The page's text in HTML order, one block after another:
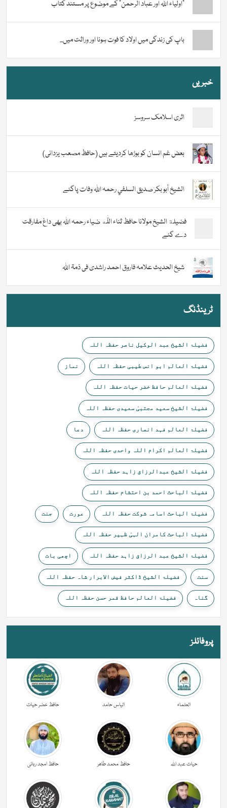
“اولیاء اللہ اور عباد الرحمن” کے موضوع پر مستند کتاب
باپ کی زندگی میں اولاد کا فوت ہونا اور وراثت میں...
خبریں
اثری اسلامک سروسز
بعض غم انسان کو بوڑھا کردیتے ہیں (حافظ مصعب یزدانی)
الشيخ أبو بكر صديق السلفي رحمہ اللہ وفات پاگئے
فضیلة الشيخ مولانا حافظ ثناء اللّٰه ضیاء رحمہ اللہ بھی داغ مفارقت
دے گئے
شیخ الحدیث علامہ فاروق احمد راشدی فی ذمۃ اللہ
ٹرینڈنگ
فضیلۃ الشیخ عبد الوکیل ناصر حفظہ اللہ
فضیلۃ العالم ابو انس طیبی حفظہ اللہ نماز
فضیلۃ العالم حافظ خضر حیات حفظہ اللہ
فضیلۃ الشیخ سعید مجتبیٰ سعیدی حفظہ اللہ
فضیلۃ العالم فہد انصاری حفظہ اللہ دعا
فضیلۃ العالم اکرام اللہ واحدی حفظہ اللہ
فضیلۃ الشیخ عبدالرزاق زاہد حفظہ اللہ
فضیلۃ الباحث احمد بن احتشام حفظہ اللہ
فضیلۃ الباحث اسامہ شوکت حفظہ اللہ عورت جنت
فضیلۃ الباحث کامران الہیٰ ظہیر حفظہ اللہ
فضیلۃ الشیخ عبد الرزاق زاہد حفظہ اللہ اچھی بات
سنت فضیلۃ الشیخ ڈاکٹر فیض الابرار شاہ حفظہ اللہ
گناہ فضیلۃ العالم حافظ قمر حسن حفظہ اللہ
پروفائلز
العلماء الیاس حامد حافظ خضر حیات
حیات عبد اللہ حافظ محمد طاھر حافظ امجد ربانی